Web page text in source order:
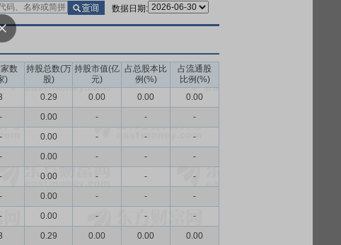
数据日期:
数
)
持股总数(万
股)
持股市值(亿
元)
占总股本比
例(%)
占流通股
比例(%)
0.29 0.00 0.00
0.00
- 0.00 - -
-
- 0.00 - -
-
- 0.00 - -
-
- 0.00 - -
-
- 0.00 - -
-
- 0.00 - -
-
0.29 0.00 0.00
0.00